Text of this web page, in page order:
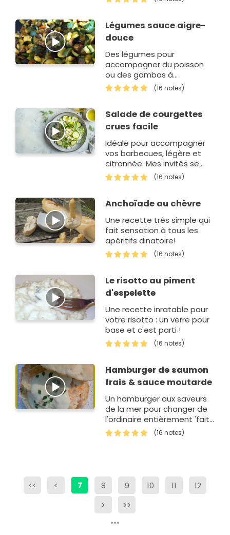
Légumes sauce aigre-
douce
Des légumes pour
accompagner du poisson
ou des gambas à
connotation asiatique.
(16 notes)
Salade de courgettes
crues facile
Idéale pour accompagner
vos barbecues, légère et
citronnée. Mes invités se
régalent de cette petite
salade et s'étonnent
que c'est de la…
(16 notes)
Anchoïade au chèvre
Une recette très simple qui
fait sensation à tous les
apéritifs dinatoire!
(16 notes)
Le risotto au piment
d'espelette
Une recette inratable pour
votre risotto : un verre pour
base et c'est parti !
(16 notes)
Hamburger de saumon
frais & sauce moutarde
Un hamburger aux saveurs
de la mer pour changer de
l'ordinaire entièrement 'fait
maison'.
(16 notes)
<< < 7 8 9 10 11
12
>
>>